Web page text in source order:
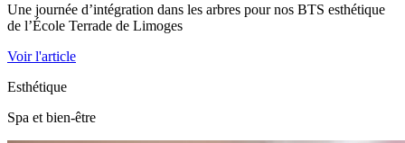
Une journée d’intégration dans les arbres pour nos BTS esthétique
de l’École Terrade de Limoges
Voir l'article
Esthétique
Spa et bien-être